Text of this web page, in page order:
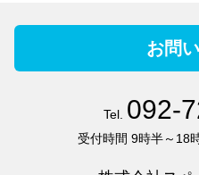
お問
Tel. 092-
受付時間 9時半～18